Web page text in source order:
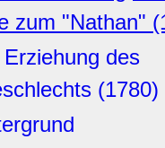
zum "Nathan"
des
(1780)